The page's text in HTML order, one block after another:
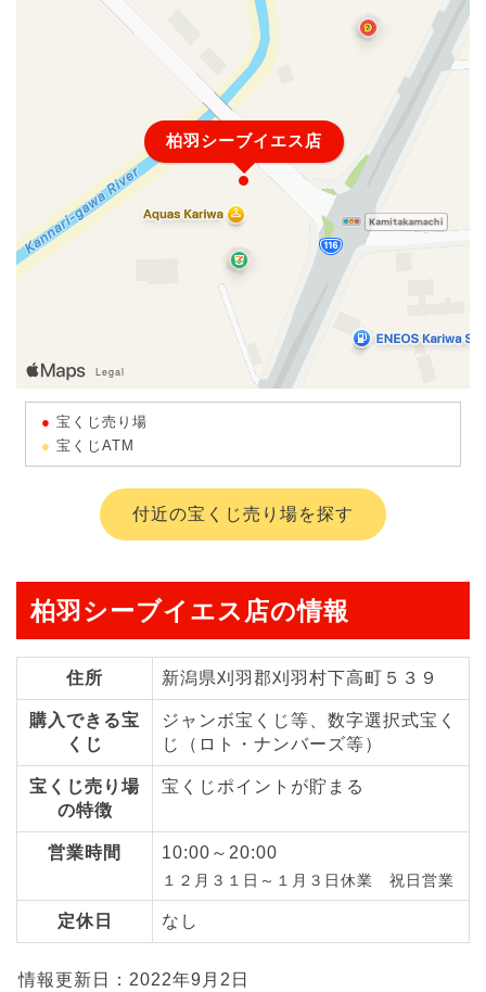
柏羽シーブイエス店
宝くじ売り場
宝くじATM
付近の宝くじ売り場を探す
柏羽シーブイエス店の情報
住所 新潟県刈羽郡刈羽村下高町５３９
購入できる宝
くじ
ジャンボ宝くじ等、数字選択式宝く
じ（ロト・ナンバーズ等）
宝くじ売り場
の特徴
宝くじポイントが貯まる
営業時間 10:00～20:00
１２月３１日～１月３日休業 祝日営業
定休日 なし
情報更新日：2022年9月2日